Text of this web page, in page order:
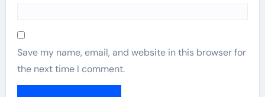
Save my name, email, and website in this browser for
the next time I comment.